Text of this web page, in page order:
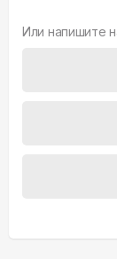
Или напишите